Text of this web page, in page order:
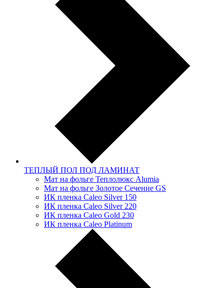
ТЕПЛЫЙ ПОЛ ПОД ЛАМИНАТ
Мат на фольге Теплолюкс Alumia
Мат на фольге Золотое Сечение GS
ИК пленка Caleo Silver 150
ИК пленка Caleo Silver 220
ИК пленка Caleo Gold 230
ИК пленка Caleo Platinum